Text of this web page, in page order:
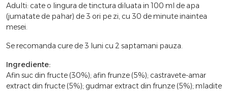
Adulti: cate o lingura de tinctura diluata in 100 ml de apa
(jumatate de pahar) de 3 ori pe zi, cu 30 de minute inaintea
mesei.
Se recomanda cure de 3 luni cu 2 saptamani pauza.
Ingrediente:
Afin suc din fructe (30%); afin frunze (5%); castravete-amar
extract din fructe (5%); gudmar extract din frunze (5%); mladite